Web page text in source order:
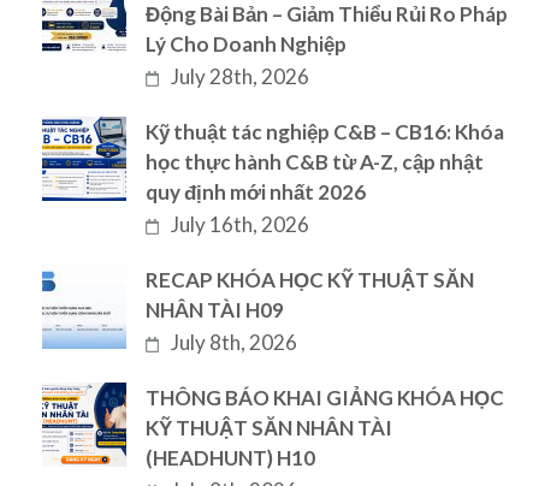
Động Bài Bản – Giảm Thiểu Rủi Ro Pháp
Lý Cho Doanh Nghiệp
July 28th, 2026
Kỹ thuật tác nghiệp C&B – CB16: Khóa
học thực hành C&B từ A-Z, cập nhật
quy định mới nhất 2026
July 16th, 2026
RECAP KHÓA HỌC KỸ THUẬT SĂN
NHÂN TÀI H09
July 8th, 2026
THÔNG BÁO KHAI GIẢNG KHÓA HỌC
KỸ THUẬT SĂN NHÂN TÀI
(HEADHUNT) H10